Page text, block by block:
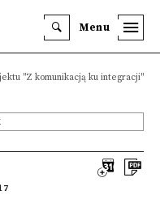
Menu
"Z komunikacją ku integracji"